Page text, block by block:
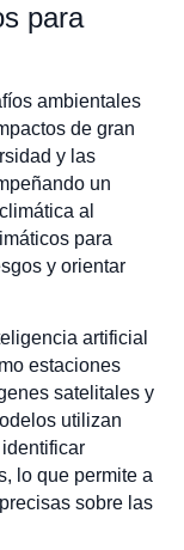
para
ambientales
de gran
y las
un
al
para
y orientar
artificial
estaciones
satelitales y
utilizan
lo que permite a
sobre las